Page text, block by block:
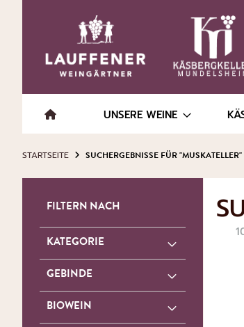
UNSERE WEINE
STARTSEITE SUCHERGEBNISSE FÜR "MUSKATELLER"
FILTERN NACH
KATEGORIE
GEBINDE
BIOWEIN